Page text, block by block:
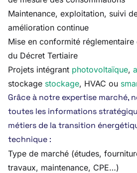
Maintenance, exploitation, suivi
amélioration continue
Mise en conformité
du Décret Tertiaire
Projets intégrant photovoltaïque,
stockage stockage, HVAC ou
Grâce à notre expertise marché,
toutes les informations
métiers de la transition
technique :
Type de marché (études,
travaux, maintenance, CPE…)